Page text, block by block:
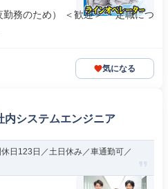
務のため） ＜歓迎＞ ・定職につ
気になる
内システムエンジニア
日123日／土日休み／車通勤可／